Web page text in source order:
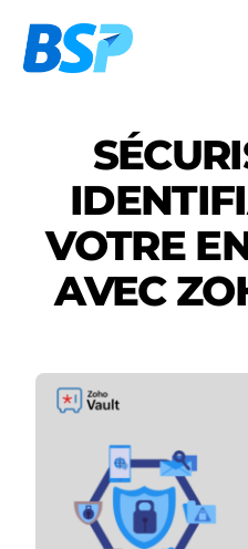
Passer
Industries
Ressources
À propos
Contact
VOTRE
AVEC